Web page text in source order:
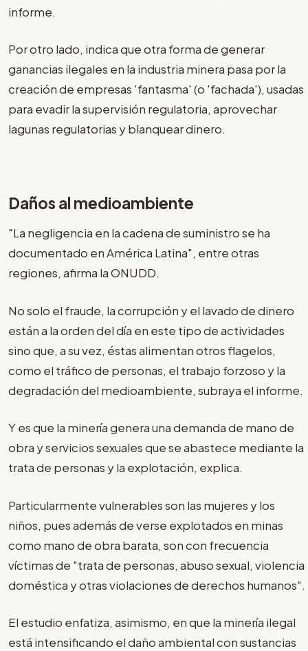
informe.
Por otro lado, indica que otra forma de generar
ganancias ilegales en la industria minera pasa por la
creación de empresas 'fantasma' (o 'fachada'), usadas
para evadir la supervisión regulatoria, aprovechar
lagunas regulatorias y blanquear dinero.
Daños al medioambiente
"La negligencia en la cadena de suministro se ha
documentado en América Latina", entre otras
regiones, afirma la ONUDD.
No solo el fraude, la corrupción y el lavado de dinero
están a la orden del día en este tipo de actividades
sino que, a su vez, éstas alimentan otros flagelos,
como el tráfico de personas, el trabajo forzoso y la
degradación del medioambiente, subraya el informe.
Y es que la minería genera una demanda de mano de
obra y servicios sexuales que se abastece mediante la
trata de personas y la explotación, explica.
Particularmente vulnerables son las mujeres y los
niños, pues además de verse explotados en minas
como mano de obra barata, son con frecuencia
víctimas de "trata de personas, abuso sexual, violencia
doméstica y otras violaciones de derechos humanos".
El estudio enfatiza, asimismo, en que la minería ilegal
está intensificando el daño ambiental con sustancias